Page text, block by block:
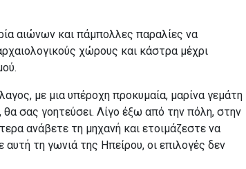
αιώνων και πάμπολλες παραλίες να
χώρους και κάστρα μέχρι
με μια υπέροχη προκυμαία, μαρίνα γεμάτη
θα σας γοητεύσει. Λίγο έξω από την πόλη, στην
ανάβετε τη μηχανή και ετοιμάζεστε να
τη γωνιά της Ηπείρου, οι επιλογές δεν